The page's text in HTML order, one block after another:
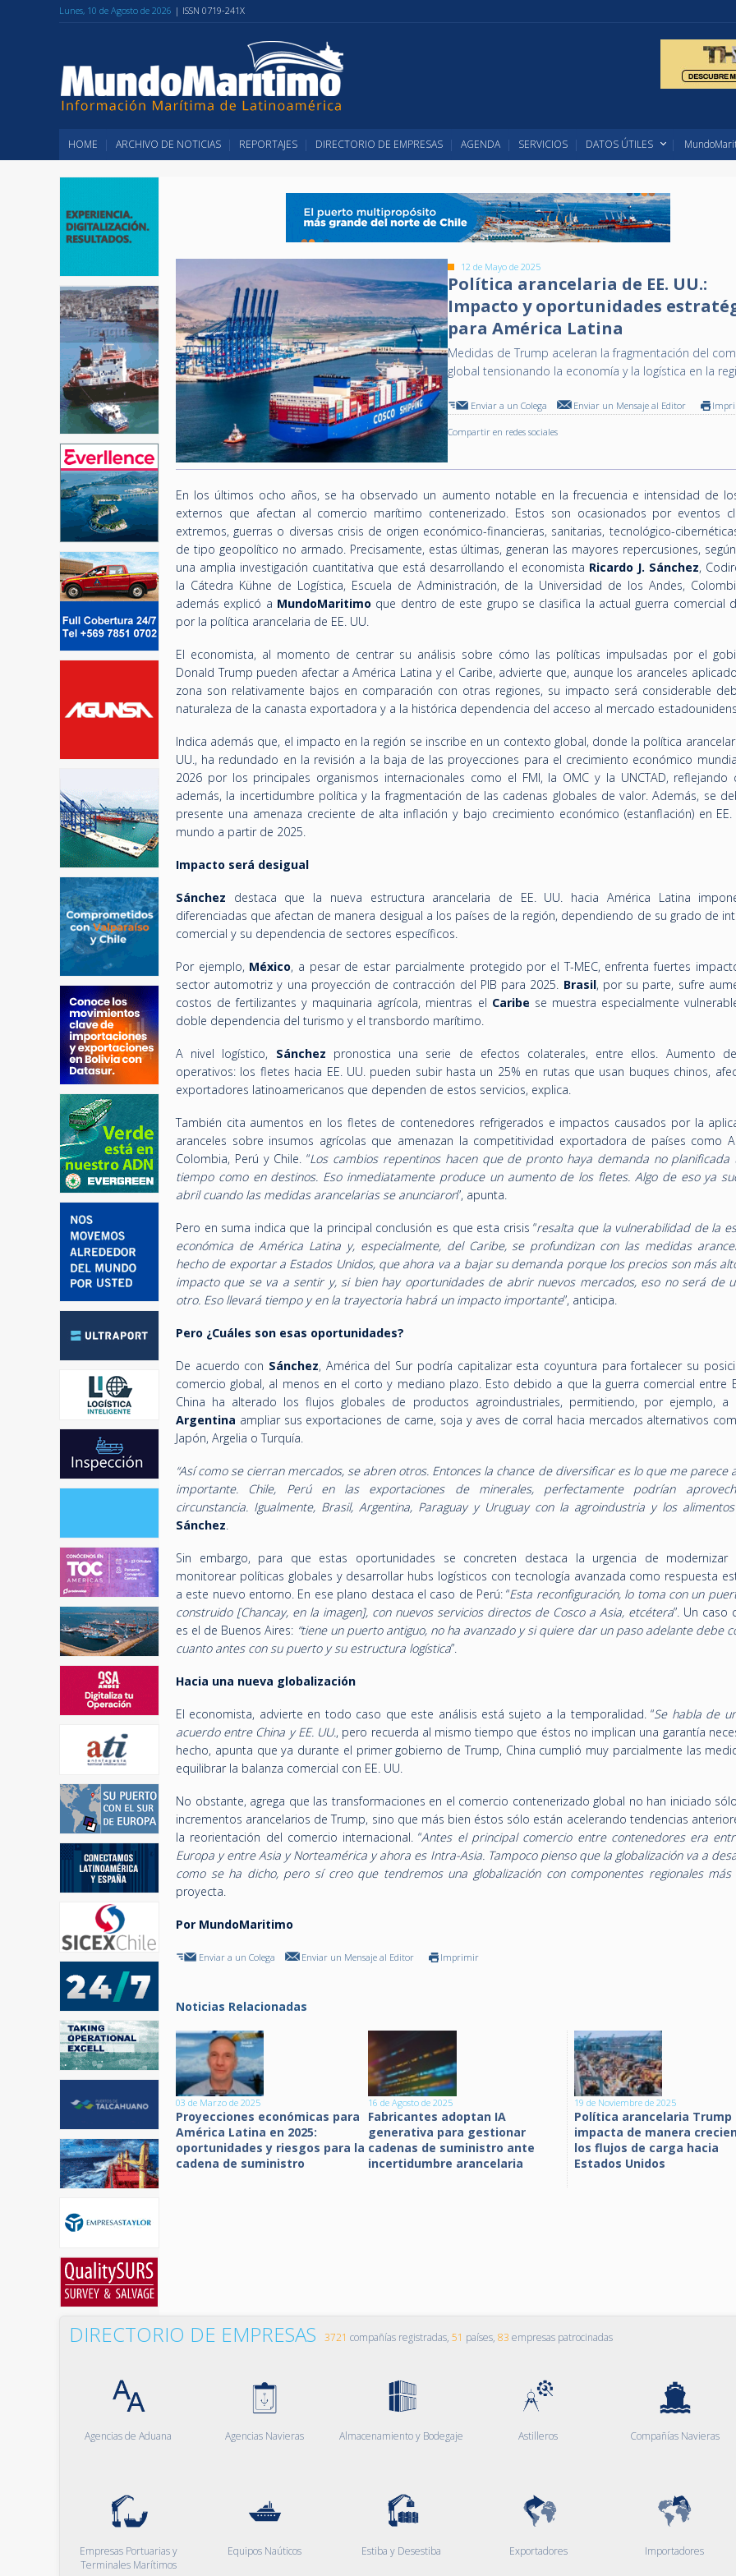
Lunes, 10 de Agosto de 2026 | ISSN 0719-241X
HOME ARCHIVO DE NOTICIAS REPORTAJES DIRECTORIO DE EMPRESAS AGENDA SERVICIOS DATOS ÚTILES
12 de Mayo de 2025
Política arancelaria de EE. UU.:
Impacto y oportunidades
para América Latina
Medidas de Trump aceleran la fragmentación del
global tensionando la economía y la logística en la
Enviar a un Colega Enviar un Mensaje al Editor
Compartir en redes sociales
En los últimos ocho años, se ha observado un aumento notable en la frecuencia e intensidad de
externos que afectan al comercio marítimo contenerizado. Estos son ocasionados por eventos
extremos, guerras o diversas crisis de origen económico-financieras, sanitarias, tecnológico-
de tipo geopolítico no armado. Precisamente, estas últimas, generan las mayores repercusiones,
una amplia investigación cuantitativa que está desarrollando el economista Ricardo J. Sánchez,
la Cátedra Kühne de Logística, Escuela de Administración, de la Universidad de los Andes,
además explicó a MundoMaritimo que dentro de este grupo se clasifica la actual guerra comercial
por la política arancelaria de EE. UU.
El economista, al momento de centrar su análisis sobre cómo las políticas impulsadas por el
Donald Trump pueden afectar a América Latina y el Caribe, advierte que, aunque los aranceles
zona son relativamente bajos en comparación con otras regiones, su impacto será considerable
naturaleza de la canasta exportadora y a la histórica dependencia del acceso al mercado
Indica además que, el impacto en la región se inscribe en un contexto global, donde la política
UU., ha redundado en la revisión a la baja de las proyecciones para el crecimiento económico
2026 por los principales organismos internacionales como el FMI, la OMC y la UNCTAD, reflejando
además, la incertidumbre política y la fragmentación de las cadenas globales de valor. Además, se
presente una amenaza creciente de alta inflación y bajo crecimiento económico (estanflación) en EE.
mundo a partir de 2025.
Impacto será desigual
Sánchez destaca que la nueva estructura arancelaria de EE. UU. hacia América Latina
diferenciadas que afectan de manera desigual a los países de la región, dependiendo de su grado de
comercial y su dependencia de sectores específicos.
Por ejemplo, México, a pesar de estar parcialmente protegido por el T-MEC, enfrenta fuertes
sector automotriz y una proyección de contracción del PIB para 2025. Brasil, por su parte, sufre
costos de fertilizantes y maquinaria agrícola, mientras el Caribe se muestra especialmente
doble dependencia del turismo y el transbordo marítimo.
A nivel logístico, Sánchez pronostica una serie de efectos colaterales, entre ellos. Aumento
operativos: los fletes hacia EE. UU. pueden subir hasta un 25% en rutas que usan buques chinos,
exportadores latinoamericanos que dependen de estos servicios, explica.
También cita aumentos en los fletes de contenedores refrigerados e impactos causados por la
aranceles sobre insumos agrícolas que amenazan la competitividad exportadora de países como
Colombia, Perú y Chile. “Los cambios repentinos hacen que de pronto haya demanda no planificada
tiempo como en destinos. Eso inmediatamente produce un aumento de los fletes. Algo de eso ya
abril cuando las medidas arancelarias se anunciaron”, apunta.
Pero en suma indica que la principal conclusión es que esta crisis “resalta que la vulnerabilidad de la
económica de América Latina y, especialmente, del Caribe, se profundizan con las medidas
hecho de exportar a Estados Unidos, que ahora va a bajar su demanda porque los precios son más
impacto que se va a sentir y, si bien hay oportunidades de abrir nuevos mercados, eso no será de
otro. Eso llevará tiempo y en la trayectoria habrá un impacto importante”, anticipa.
Pero ¿Cuáles son esas oportunidades?
De acuerdo con Sánchez, América del Sur podría capitalizar esta coyuntura para fortalecer su
comercio global, al menos en el corto y mediano plazo. Esto debido a que la guerra comercial entre
China ha alterado los flujos globales de productos agroindustriales, permitiendo, por ejemplo, a
Argentina ampliar sus exportaciones de carne, soja y aves de corral hacia mercados alternativos
Japón, Argelia o Turquía.
“Así como se cierran mercados, se abren otros. Entonces la chance de diversificar es lo que me parece
importante. Chile, Perú en las exportaciones de minerales, perfectamente podrían
circunstancia. Igualmente, Brasil, Argentina, Paraguay y Uruguay con la agroindustria y los
Sánchez.
Sin embargo, para que estas oportunidades se concreten destaca la urgencia de modernizar
monitorear políticas globales y desarrollar hubs logísticos con tecnología avanzada como respuesta
a este nuevo entorno. En ese plano destaca el caso de Perú: “Esta reconfiguración, lo toma con un
construido [Chancay, en la imagen], con nuevos servicios directos de Cosco a Asia, etcétera”. Un caso
es el de Buenos Aires: “tiene un puerto antiguo, no ha avanzado y si quiere dar un paso adelante debe
cuanto antes con su puerto y su estructura logística”.
Hacia una nueva globalización
El economista, advierte en todo caso que este análisis está sujeto a la temporalidad. “Se habla de
acuerdo entre China y EE. UU., pero recuerda al mismo tiempo que éstos no implican una garantía
hecho, apunta que ya durante el primer gobierno de Trump, China cumplió muy parcialmente las
equilibrar la balanza comercial con EE. UU.
No obstante, agrega que las transformaciones en el comercio contenerizado global no han iniciado
incrementos arancelarios de Trump, sino que más bien éstos sólo están acelerando tendencias
la reorientación del comercio internacional. “Antes el principal comercio entre contenedores era
Europa y entre Asia y Norteamérica y ahora es Intra-Asia. Tampoco pienso que la globalización va a
como se ha dicho, pero sí creo que tendremos una globalización con componentes regionales más
proyecta.
Por MundoMaritimo
Enviar a un Colega Enviar un Mensaje al Editor Imprimir
Noticias Relacionadas
03 de Marzo de 2025
Proyecciones económicas para
América Latina en 2025:
oportunidades y riesgos para la
cadena de suministro
16 de Agosto de 2025
Fabricantes adoptan IA
generativa para gestionar
cadenas de suministro ante
incertidumbre arancelaria
19 de Noviembre de 2025
Política arancelaria Trump
impacta de manera
los flujos de carga hacia
Estados Unidos
DIRECTORIO DE EMPRESAS 3721 compañías registradas, 51 países, 83 empresas patrocinadas
Agencias de Aduana Agencias Navieras Almacenamiento y Bodegaje Astilleros Compañías Navieras
Empresas Portuarias y
Terminales Marítimos
Equipos Naúticos Estiba y Desestiba Exportadores Importadores